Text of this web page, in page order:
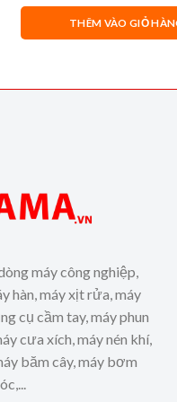
THÊM VÀO GIỎ
máy công nghiệp,
hàn, máy xịt rửa, máy
cụ cầm tay, máy phun
cưa xích, máy nén khí,
băm cây, máy bơm